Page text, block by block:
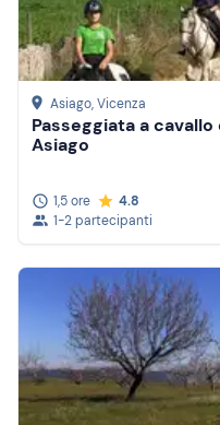
Asiago, Vicenza
Passeggiata a
Asiago
1,5 ore
4.8
1-2 partecipanti